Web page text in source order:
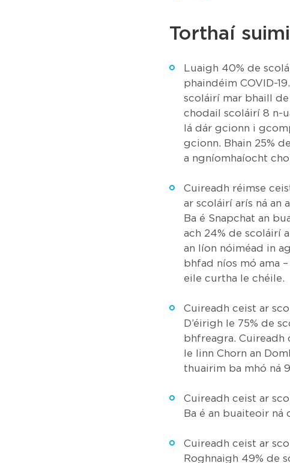
Torthaí
Luaigh 40% de
phaindéim COVID-
scoláirí mar bhaill
chodail scoláirí 8 n-
lá dár gcionn i
gcionn. Bhain 25%
a ngníomhaíocht
Cuireadh réimse
ar scoláirí arís ná an
Ba é Snapchat an
ach 24% de scoláirí
an líon nóiméad in
bhfad níos mó ama
eile curtha le chéile.
Cuireadh ceist ar
D’éirigh le 75% de
bhfreagra.
le linn Chorn an
thuairim ba mhó ná
Cuireadh ceist ar
Ba é an buaiteoir ná
Cuireadh ceist ar
Roghnaigh 49% de